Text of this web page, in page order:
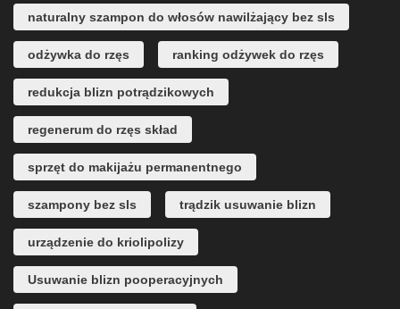
naturalny szampon do włosów nawilżający bez sls
odżywka do rzęs ranking odżywek do rzęs
redukcja blizn potrądzikowych
regenerum do rzęs skład
sprzęt do makijażu permanentnego
szampony bez sls trądzik usuwanie blizn
urządzenie do kriolipolizy
Usuwanie blizn pooperacyjnych